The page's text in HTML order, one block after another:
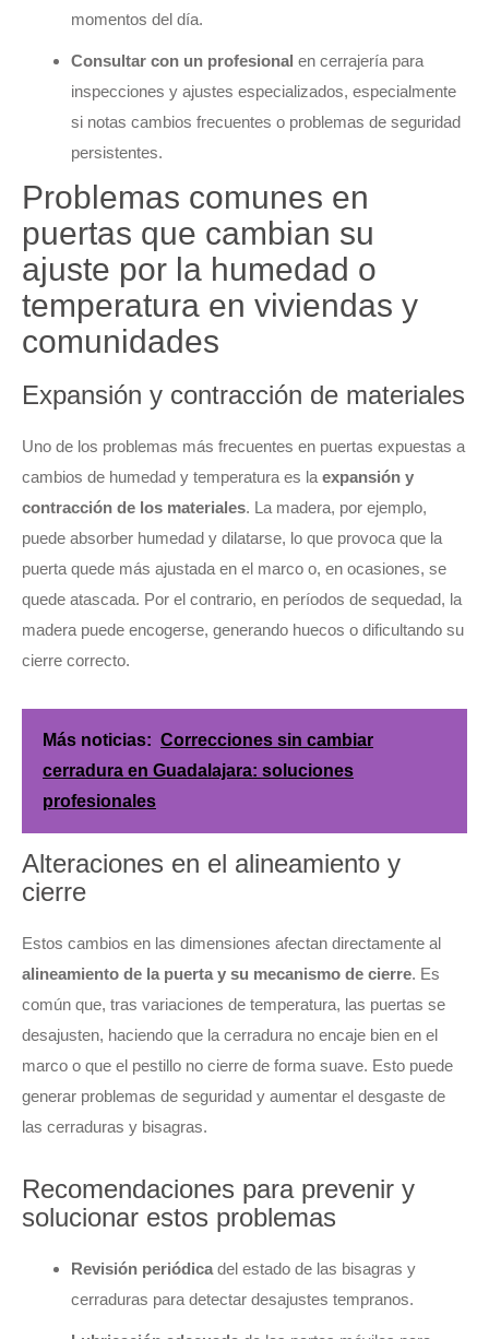
momentos del día.
Consultar con un profesional en cerrajería para
inspecciones y ajustes especializados, especialmente
si notas cambios frecuentes o problemas de seguridad
persistentes.
Problemas comunes en
puertas que cambian su
ajuste por la humedad o
temperatura en viviendas y
comunidades
Expansión y contracción de materiales
Uno de los problemas más frecuentes en puertas expuestas a
cambios de humedad y temperatura es la expansión y
contracción de los materiales. La madera, por ejemplo,
puede absorber humedad y dilatarse, lo que provoca que la
puerta quede más ajustada en el marco o, en ocasiones, se
quede atascada. Por el contrario, en períodos de sequedad, la
madera puede encogerse, generando huecos o dificultando su
cierre correcto.
Más noticias: Correcciones sin cambiar
cerradura en Guadalajara: soluciones
profesionales
Alteraciones en el alineamiento y
cierre
Estos cambios en las dimensiones afectan directamente al
alineamiento de la puerta y su mecanismo de cierre. Es
común que, tras variaciones de temperatura, las puertas se
desajusten, haciendo que la cerradura no encaje bien en el
marco o que el pestillo no cierre de forma suave. Esto puede
generar problemas de seguridad y aumentar el desgaste de
las cerraduras y bisagras.
Recomendaciones para prevenir y
solucionar estos problemas
Revisión periódica del estado de las bisagras y
cerraduras para detectar desajustes tempranos.